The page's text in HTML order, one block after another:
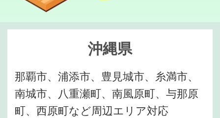
沖縄県
那覇市、浦添市、豊見城市、糸満市、
南城市、八重瀬町、南風原町、与那原
町、西原町など周辺エリア対応